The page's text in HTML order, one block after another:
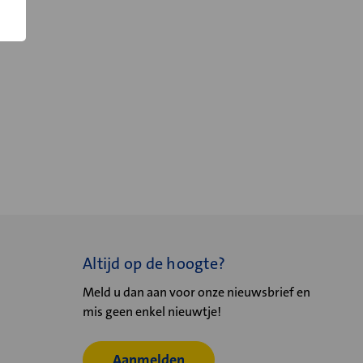
Altijd op de hoogte?
Meld u dan aan voor onze nieuwsbrief en
mis geen enkel nieuwtje!